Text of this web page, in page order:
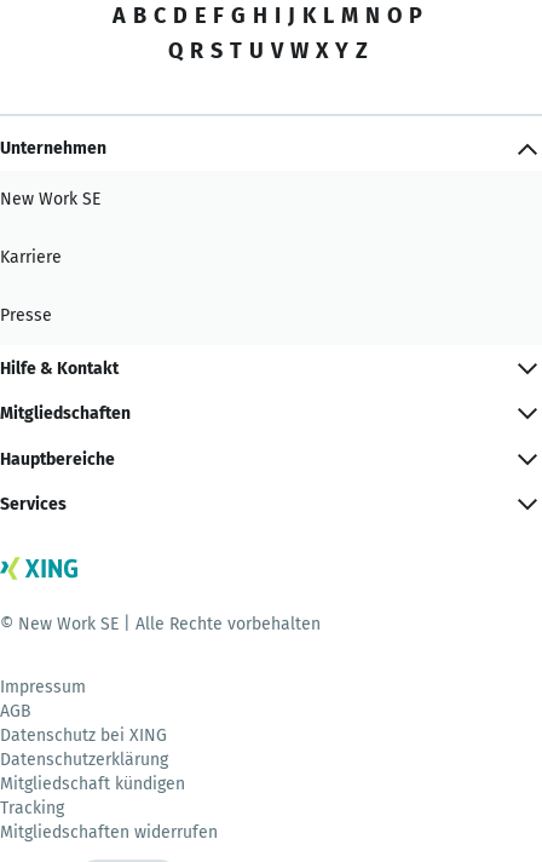
A B C D E F G H I J K L M N O P
Q R S T U V W X Y Z
Unternehmen
New Work SE
Karriere
Presse
Hilfe & Kontakt
Mitgliedschaften
Hauptbereiche
Services
© New Work SE | Alle Rechte vorbehalten
Impressum
AGB
Datenschutz bei XING
Datenschutzerklärung
Mitgliedschaft kündigen
Tracking
Mitgliedschaften widerrufen